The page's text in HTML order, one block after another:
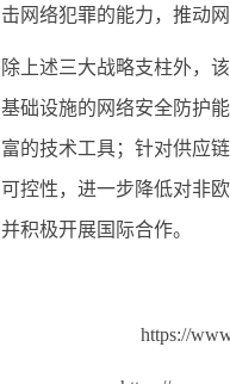
击网络犯罪的能力，推动
除上述三大战略支柱外，
基础设施的网络安全防护
富的技术工具；针对供应
可控性，进一步降低对非
并积极开展国际合作。
https://